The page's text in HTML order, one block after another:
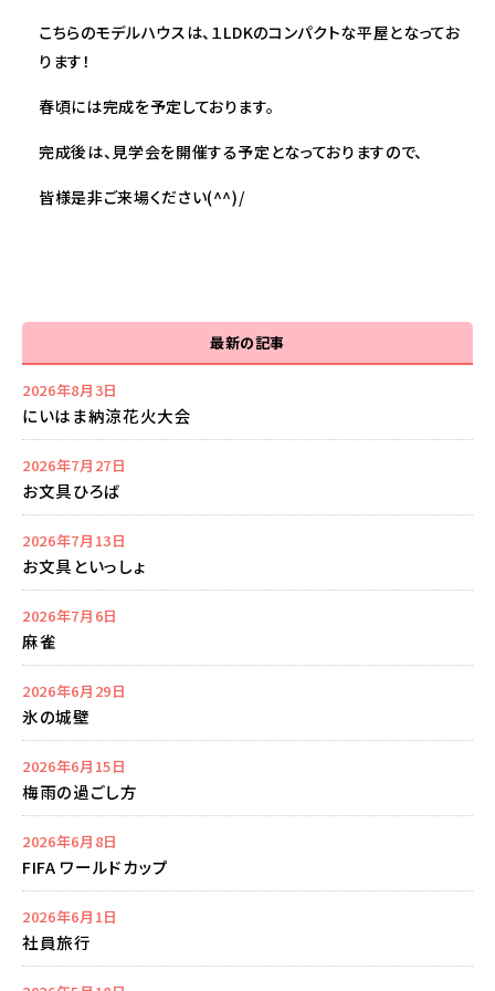
こちらのモデルハウスは、１LDKのコンパクトな平屋となってお
ります！
春頃には完成を予定しております。
完成後は、見学会を開催する予定となっておりますので、
皆様是非ご来場ください(^^)/
最新の記事
2026年8月3日
にいはま納涼花火大会
2026年7月27日
お文具ひろば
2026年7月13日
お文具といっしょ
2026年7月6日
麻雀
2026年6月29日
氷の城壁
2026年6月15日
梅雨の過ごし方
2026年6月8日
FIFA ワールドカップ
2026年6月1日
社員旅行